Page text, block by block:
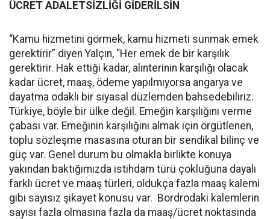
ÜCRET ADALETSİZLİĞİ GİDERİLSİN
“Kamu hizmetini görmek, kamu hizmeti sunmak emek
gerektirir” diyen Yalçın, “Her emek de bir karşılık
gerektirir. Hak ettiği kadar, alınterinin karşılığı olacak
kadar ücret, maaş, ödeme yapılmıyorsa angarya ve
dayatma odaklı bir siyasal düzlemden bahsedebiliriz.
Türkiye, böyle bir ülke değil. Emeğin karşılığını verme
çabası var. Emeğinin karşılığını almak için örgütlenen,
toplu sözleşme masasına oturan bir sendikal bilinç ve
güç var. Genel durum bu olmakla birlikte konuya
yakından baktığımızda istihdam türü çokluğuna dayalı
farklı ücret ve maaş türleri, oldukça fazla maaş kalemi
gibi sayısız şikayet konusu var. Bordrodaki kalemlerin
sayısı fazla olmasına fazla da maaş/ücret noktasında